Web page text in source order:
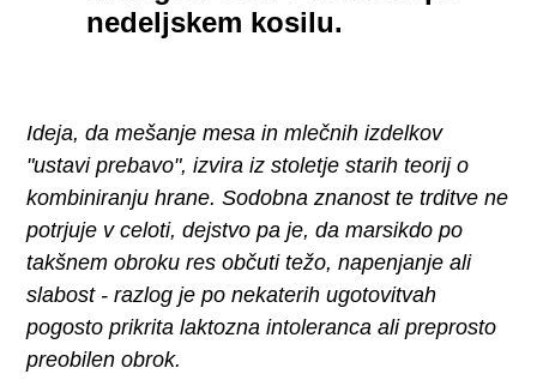
nedeljskem kosilu.
Ideja, da mešanje mesa in mlečnih izdelkov
"ustavi prebavo", izvira iz stoletje starih teorij o
kombiniranju hrane. Sodobna znanost te trditve ne
potrjuje v celoti, dejstvo pa je, da marsikdo po
takšnem obroku res občuti težo, napenjanje ali
slabost - razlog je po nekaterih ugotovitvah
pogosto prikrita laktozna intoleranca ali preprosto
preobilen obrok.